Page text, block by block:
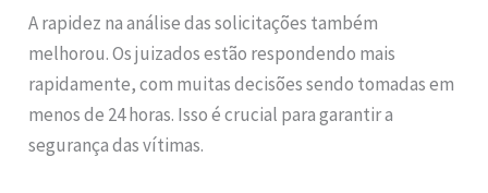
A rapidez na análise das solicitações também
melhorou. Os juizados estão respondendo mais
rapidamente, com muitas decisões sendo tomadas em
menos de 24 horas. Isso é crucial para garantir a
segurança das vítimas.